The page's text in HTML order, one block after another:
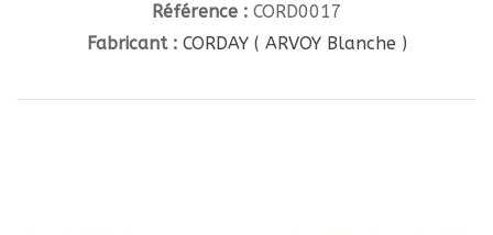
Référence : CORD0017
Fabricant : CORDAY ( ARVOY Blanche )